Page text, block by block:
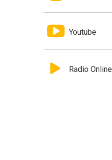
Youtube
Radio Online